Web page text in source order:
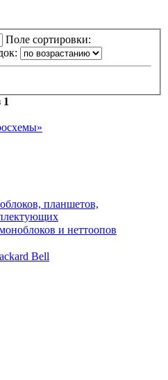
Поле сортировки:
1
планшетов,
и неттоопов
Bell